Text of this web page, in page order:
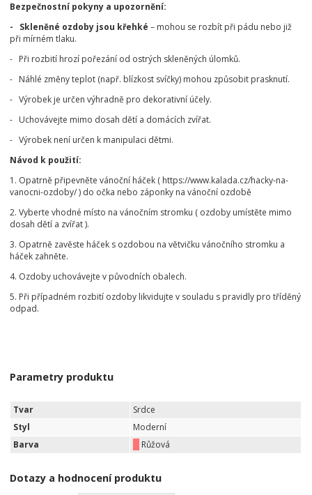
Bezpečnostní pokyny a upozornění:
- Skleněné ozdoby jsou křehké – mohou se rozbít při pádu nebo již
při mírném tlaku.
- Při rozbití hrozí pořezání od ostrých skleněných úlomků.
- Náhlé změny teplot (např. blízkost svíčky) mohou způsobit prasknutí.
- Výrobek je určen výhradně pro dekorativní účely.
- Uchovávejte mimo dosah dětí a domácích zvířat.
- Výrobek není určen k manipulaci dětmi.
Návod k použití:
1. Opatrně připevněte vánoční háček ( https://www.kalada.cz/hacky-na-
vanocni-ozdoby/ ) do očka nebo záponky na vánoční ozdobě
2. Vyberte vhodné místo na vánočním stromku ( ozdoby umístěte mimo
dosah dětí a zvířat ).
3. Opatrně zavěste háček s ozdobou na větvičku vánočního stromku a
háček zahněte.
4. Ozdoby uchovávejte v původních obalech.
5. Při případném rozbití ozdoby likvidujte v souladu s pravidly pro tříděný
odpad.
Parametry produktu
Tvar
Srdce
Styl
Moderní
Barva
Růžová
Dotazy a hodnocení produktu